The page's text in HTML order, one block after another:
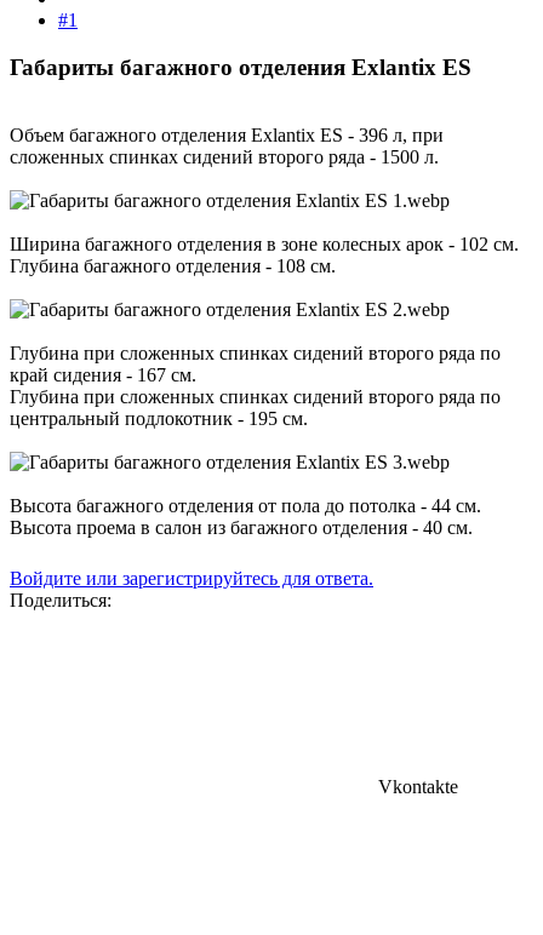
#1
Габариты багажного отделения Exlantix ES​
Объем багажного отделения Exlantix ES - 396 л, при
сложенных спинках сидений второго ряда - 1500 л.
Ширина багажного отделения в зоне колесных арок - 102 см.
Глубина багажного отделения - 108 см.
Глубина при сложенных спинках сидений второго ряда по
край сидения - 167 см.
Глубина при сложенных спинках сидений второго ряда по
центральный подлокотник - 195 см.
Высота багажного отделения от пола до потолка - 44 см.
Высота проема в салон из багажного отделения - 40 см.
Войдите или зарегистрируйтесь для ответа.
Поделиться:
Vkontakte